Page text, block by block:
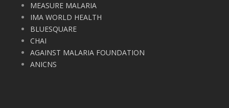
MEASURE MALARIA
IMA WORLD HEALTH
BLUESQUARE
CHAI
AGAINST MALARIA FOUNDATION
ANICNS